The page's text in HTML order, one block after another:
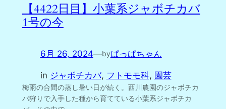
【4422日目】小葉系ジャボチカバ
1号の今
6月 26, 2024—byぱっぱちゃん
in ジャボチカバ, フトモモ科, 園芸
梅雨の合間の蒸し暑い日が続く。西川農園のジャボチカ
バ狩りで入手した種から育てている小葉系ジャボチカ